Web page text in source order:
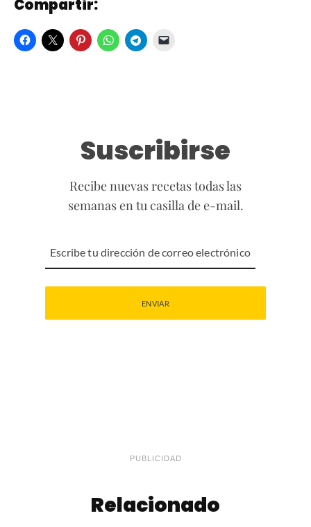
Compartir:
Suscribirse
Recibe nuevas recetas todas las
semanas en tu casilla de e-mail.
PUBLICIDAD
Relacionado